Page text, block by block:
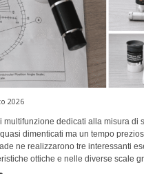
2026
multifunzione dedicati alla misura di
dimenticati ma un tempo
ne realizzarono tre interessanti
ottiche e nelle diverse scale